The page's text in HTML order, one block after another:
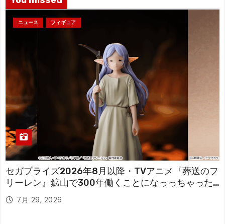
ニュース フィギュア
セガプライズ2026年8月以降・TVアニメ『葬送のフ
リーレン』鉱山で300年働くことになっっちゃった
「フリーレン」を立体化！
7月 29, 2026